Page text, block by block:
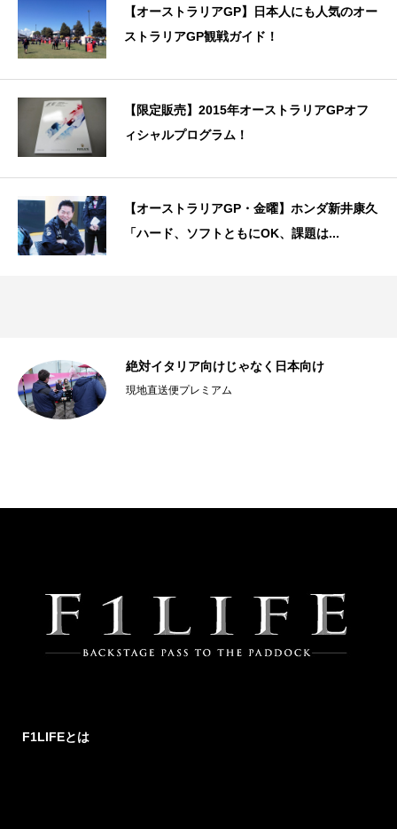
【オーストラリアGP】日本人にも人気のオー
ストラリアGP観戦ガイド！
【限定販売】2015年オーストラリアGPオフ
ィシャルプログラム！
【オーストラリアGP・金曜】ホンダ新井康久
「ハード、ソフトともにOK、課題は...
絶対イタリア向けじゃなく日本向け
現地直送便プレミアム
F1LIFEとは